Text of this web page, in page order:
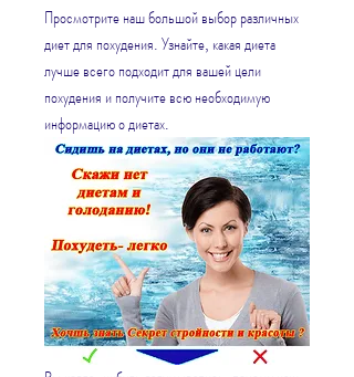
Просмотрите наш большой выбор различных
диет для похудения. Узнайте, какая диета
лучше всего подходит для вашей цели
похудения и получите всю необходимую
информацию о диетах.